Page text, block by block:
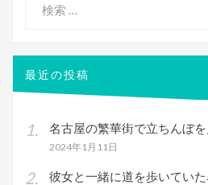
象:
最近の投稿
名古屋の繁華街で立ちんぼ
2024年1月11日
彼女と一緒に道を歩いてい